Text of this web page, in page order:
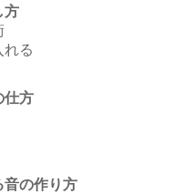
方
れる
仕方
音の作り方